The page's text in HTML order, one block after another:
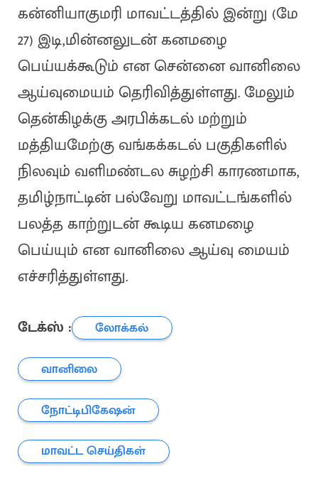
கன்னியாகுமரி மாவட்டத்தில் இன்று (மே
27) இடி,மின்னலுடன் கனமழை
பெய்யக்கூடும் என சென்னை வானிலை
ஆய்வுமையம் தெரிவித்துள்ளது. மேலும்
தென்கிழக்கு அரபிக்கடல் மற்றும்
மத்தியமேற்கு வங்கக்கடல் பகுதிகளில்
நிலவும் வளிமண்டல சுழற்சி காரணமாக,
தமிழ்நாட்டின் பல்வேறு மாவட்டங்களில்
பலத்த காற்றுடன் கூடிய கனமழை
பெய்யும் என வானிலை ஆய்வு மையம்
எச்சரித்துள்ளது.
டேக்ஸ் :
லோக்கல்
வானிலை
நோட்டிபிகேஷன்
மாவட்ட செய்திகள்